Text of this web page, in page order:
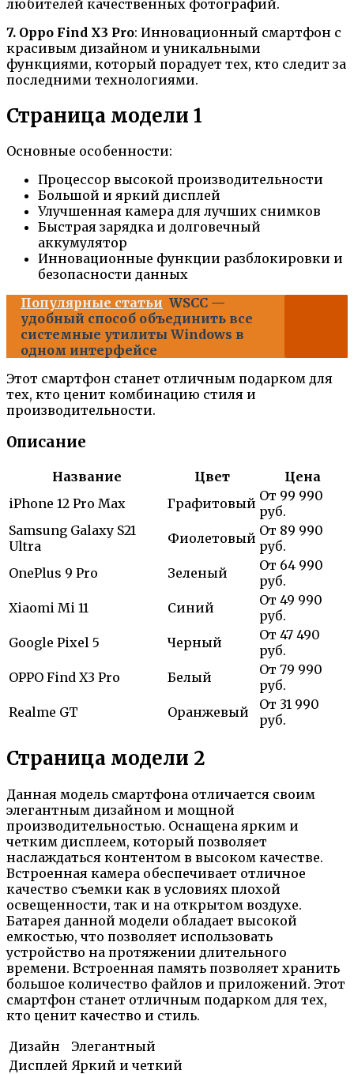
любителей качественных фотографий.
7. Oppo Find X3 Pro: Инновационный смартфон с
красивым дизайном и уникальными
функциями, который порадует тех, кто следит за
последними технологиями.
Страница модели 1
Основные особенности:
Процессор высокой производительности
Большой и яркий дисплей
Улучшенная камера для лучших снимков
Быстрая зарядка и долговечный
аккумулятор
Инновационные функции разблокировки и
безопасности данных
Популярные статьи WSCC —
удобный способ объединить все
системные утилиты Windows в
одном интерфейсе
Этот смартфон станет отличным подарком для
тех, кто ценит комбинацию стиля и
производительности.
Описание
Название Цвет
Цена
iPhone 12 Pro Max
Графитовый От 99 990
руб.
Samsung Galaxy S21
Ultra
Фиолетовый От 89 990
руб.
OnePlus 9 Pro
Зеленый
От 64 990
руб.
Xiaomi Mi 11
Синий
От 49 990
руб.
Google Pixel 5
Черный
От 47 490
руб.
OPPO Find X3 Pro
Белый
От 79 990
руб.
Realme GT
Оранжевый
От 31 990
руб.
Страница модели 2
Данная модель смартфона отличается своим
элегантным дизайном и мощной
производительностью. Оснащена ярким и
четким дисплеем, который позволяет
наслаждаться контентом в высоком качестве.
Встроенная камера обеспечивает отличное
качество съемки как в условиях плохой
освещенности, так и на открытом воздухе.
Батарея данной модели обладает высокой
емкостью, что позволяет использовать
устройство на протяжении длительного
времени. Встроенная память позволяет хранить
большое количество файлов и приложений. Этот
смартфон станет отличным подарком для тех,
кто ценит качество и стиль.
Дизайн
Элегантный
Дисплей Яркий и четкий